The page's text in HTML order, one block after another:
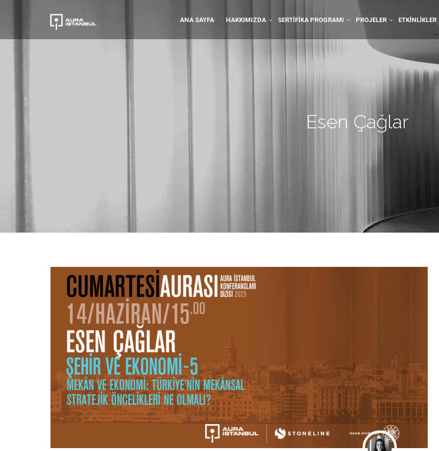
ANA SAYFA HAKKIMIZDA SERTIFIKA PROGRAMI PROJELER ETKINLIKLER